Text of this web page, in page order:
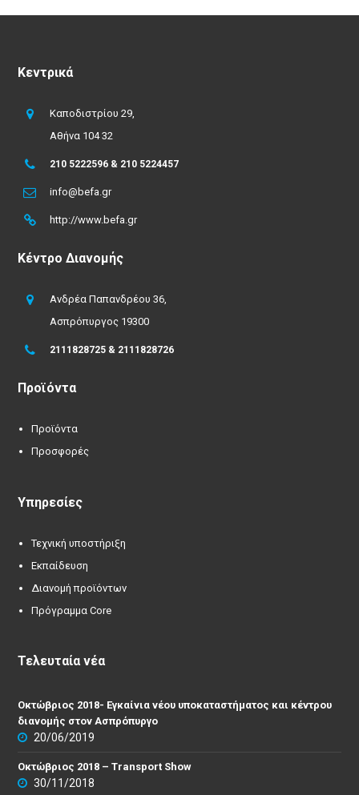
Κεντρικά
Καποδιστρίου 29,
Αθήνα 104 32
210 5222596 & 210 5224457
info@befa.gr
http://www.befa.gr
Κέντρο Διανομής
Ανδρέα Παπανδρέου 36,
Ασπρόπυργος 19300
2111828725 & 2111828726
Προϊόντα
Προϊόντα
Προσφορές
Υπηρεσίες
Τεχνική υποστήριξη
Εκπαίδευση
Διανομή προϊόντων
Πρόγραμμα Core
Τελευταία νέα
Οκτώβριος 2018- Εγκαίνια νέου υποκαταστήματος και κέντρου
διανομής στον Ασπρόπυργο
20/06/2019
Οκτώβριος 2018 – Transport Show
30/11/2018